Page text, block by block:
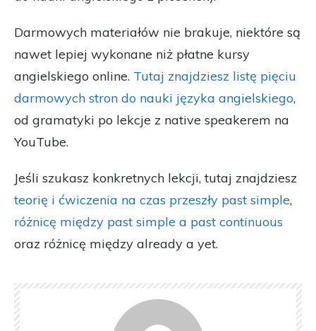
Darmowych materiałów nie brakuje, niektóre są
nawet lepiej wykonane niż płatne kursy
angielskiego online. Tutaj znajdziesz listę pięciu
darmowych stron do nauki języka angielskiego,
od gramatyki po lekcje z native speakerem na
YouTube.
Jeśli szukasz konkretnych lekcji, tutaj znajdziesz
teorię i ćwiczenia na czas przeszły past simple,
różnicę między past simple a past continuous
oraz różnicę między already a yet.